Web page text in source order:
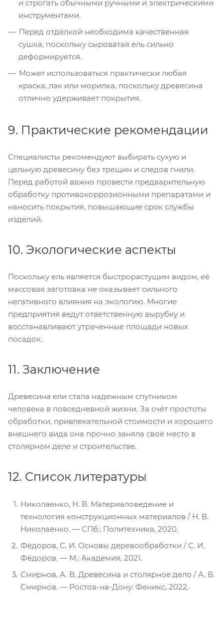
и строгать обычными ручными и электрическими
инструментами.
Перед отделкой необходима качественная
сушка, поскольку сыроватая ель сильно
деформируется.
Может использоваться практически любая
краска, лак или морилка, поскольку древесина
отлично удерживает покрытия.
9. Практические рекомендации
Специалисты рекомендуют выбирать сухую и
цельную древесину без трещин и следов гнили.
Перед работой важно провести предварительную
обработку противокоррозионными препаратами и
наносить покрытия, повышающие срок службы
изделий.
10. Экологические аспекты
Поскольку ель является быстрорастущим видом, её
массовая заготовка не оказывает сильного
негативного влияния на экологию. Многие
предприятия ведут ответственную вырубку и
восстанавливают утраченные площади новых
посадок.
11. Заключение
Древесина ели стала надежным спутником
человека в повседневной жизни. За счёт простоты
обработки, привлекательной стоимости и хорошего
внешнего вида она прочно заняла своё место в
столярном деле и строительстве.
12. Список литературы
Николаенко, Н. В. Материаловедение и
технология конструкционных материалов / Н. В.
Николаенко. — СПб.: Политехника, 2020.
Фёдоров, С. И. Основы деревообработки / С. И.
Фёдоров. — М.: Академия, 2021.
Смирнов, А. В. Древесина и столярное дело / А. В.
Смирнов. — Ростов-на-Дону: Феникс, 2022.